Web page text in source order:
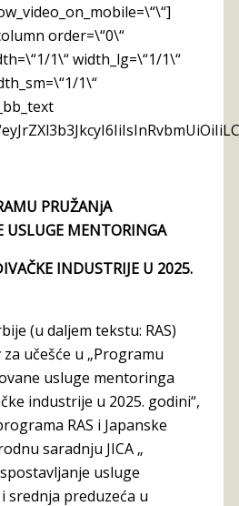
order=\“0\“
1\“ width_lg=\“1/1\“
1\“
PRUŽANjA
USLUGE MENTORINGA
INDUSTRIJE U 2025.
(u daljem tekstu: RAS)
učešće u „Programu
usluge mentoringa
industrije u 2025. godini“,
RAS i Japanske
saradnju JICA „
usluge
srednja preduzeća u